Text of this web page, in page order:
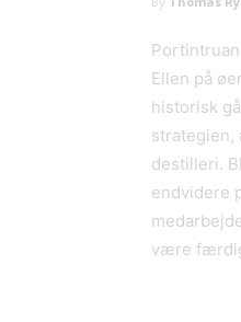
Ellen på
historisk
strategien,
destilleri.
endvidere
være